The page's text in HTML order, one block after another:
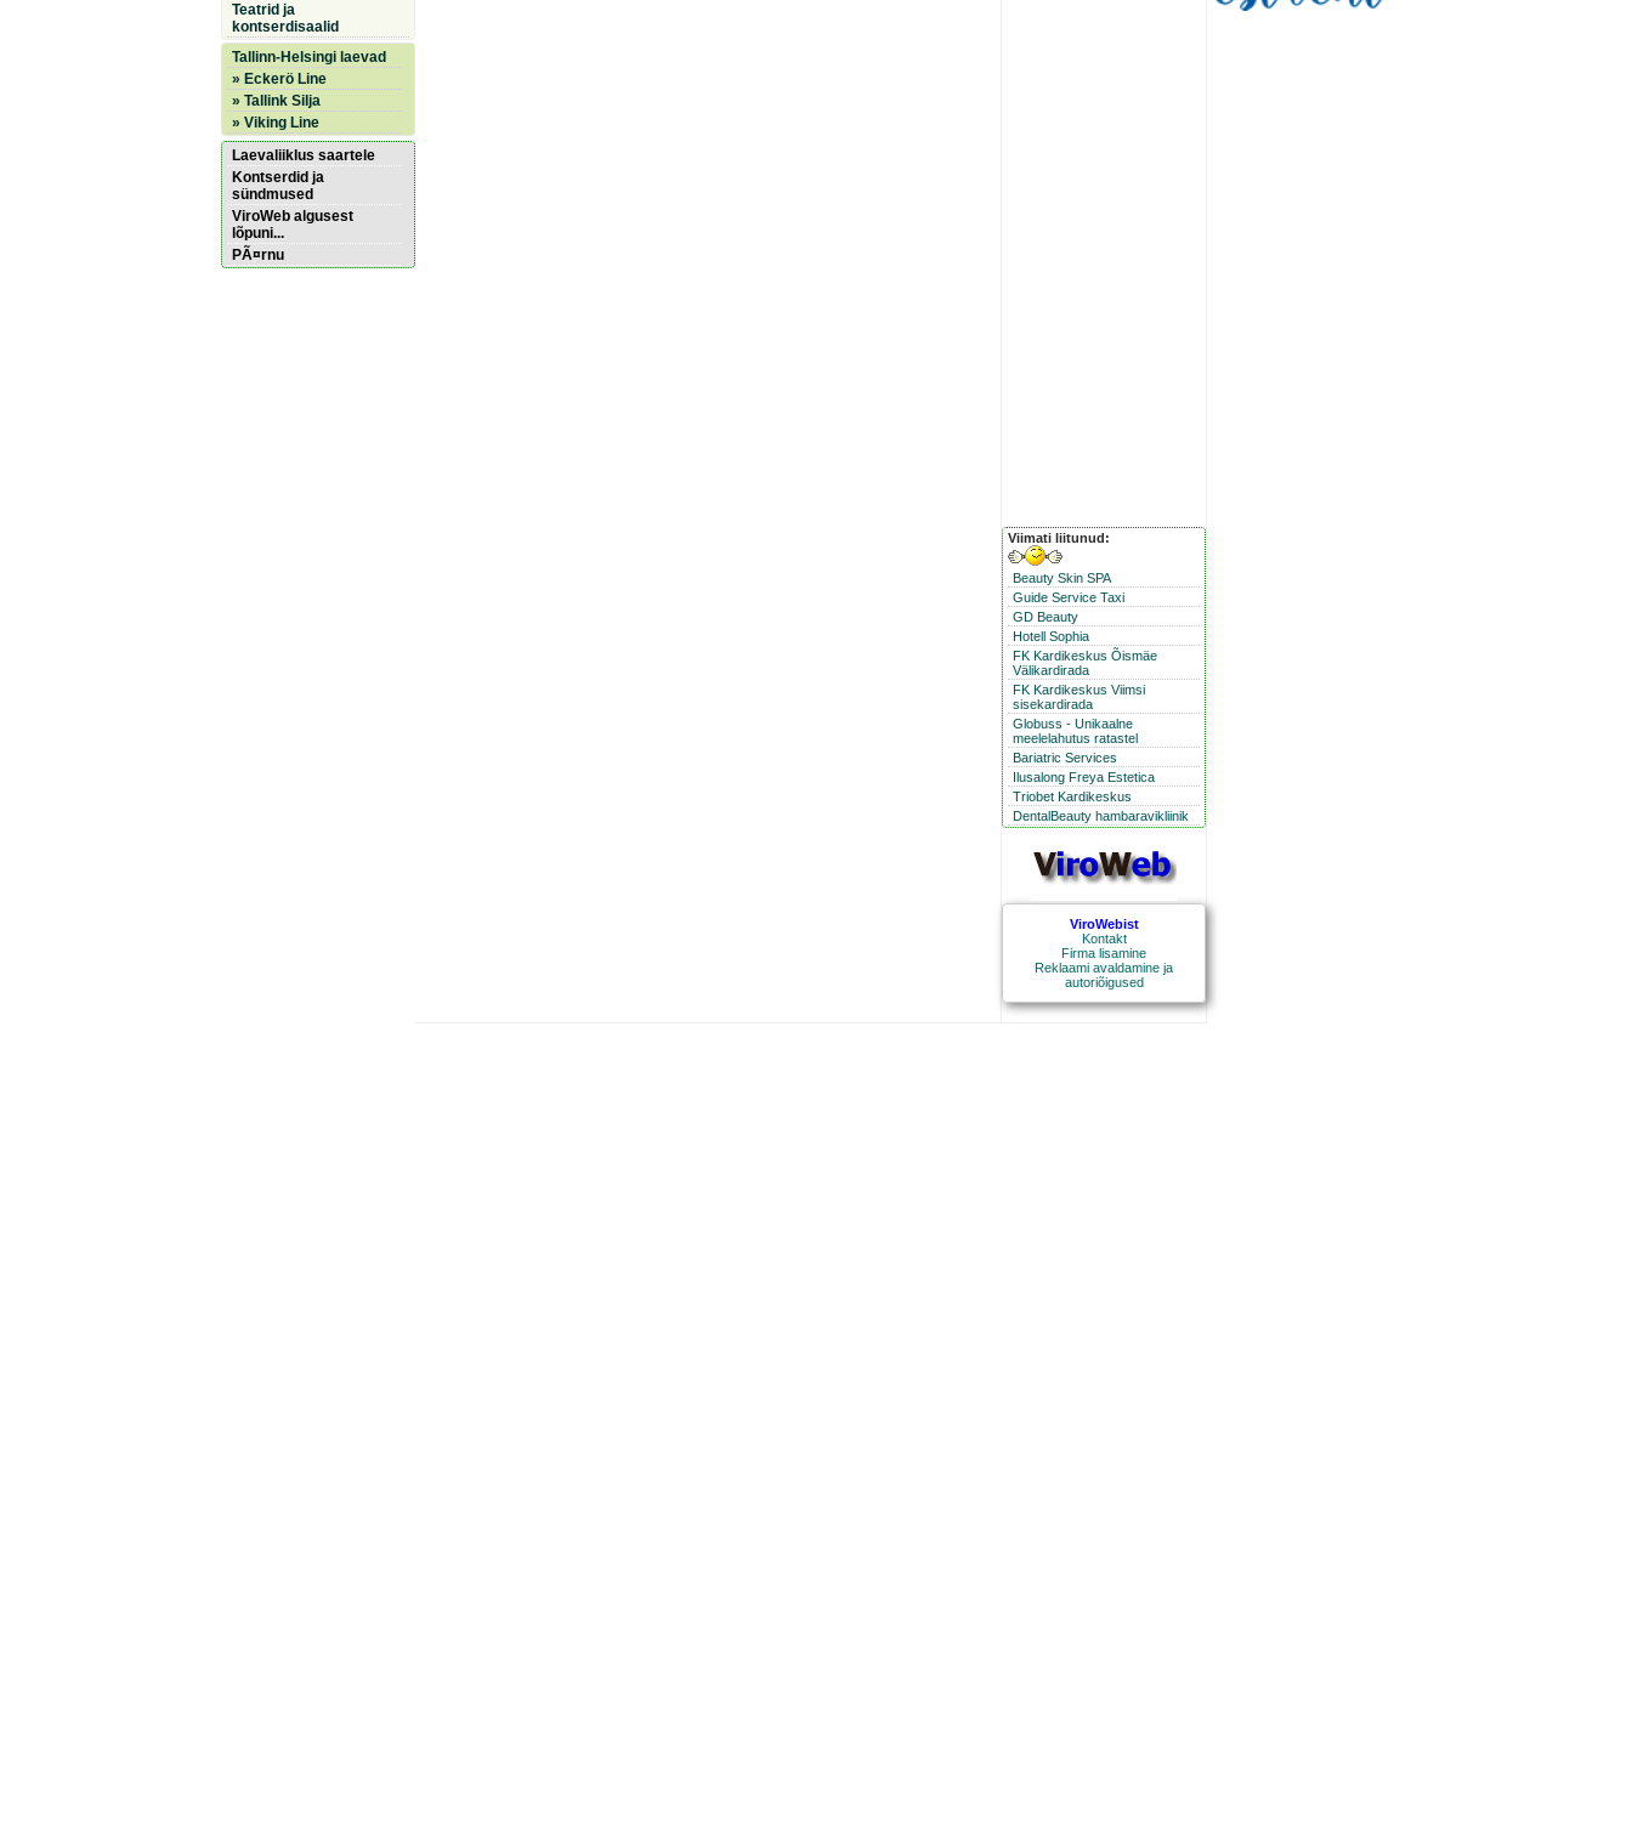
Teatrid ja
kontserdisaalid
Tallinn-Helsingi laevad
» Eckerö Line
» Tallink Silja
» Viking Line
Laevaliiklus saartele
Kontserdid ja
sündmused
ViroWeb algusest
lõpuni...
PÃ¤rnu
Viimati liitunud:
Beauty Skin SPA
Guide Service Taxi
GD Beauty
Hotell Sophia
FK Kardikeskus Õismäe
Välikardirada
FK Kardikeskus Viimsi
sisekardirada
Globuss - Unikaalne
meelelahutus ratastel
Bariatric Services
Ilusalong Freya Estetica
Triobet Kardikeskus
DentalBeauty hambaravikliinik
ViroWebist
Kontakt
Firma lisamine
Reklaami avaldamine ja
autoriõigused